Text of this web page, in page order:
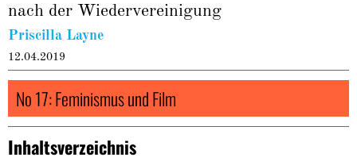
Essays
Reviews
Archiv
About
nach der Wiedervereinigung
Priscilla Layne
12.04.2019
No 17: Feminismus und Film
Inhaltsverzeichnis